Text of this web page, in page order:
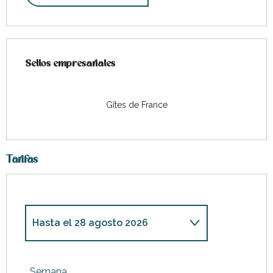
Sellos empresariales
Sellos empresariales
Gîtes de France
Tarifas
Hasta el 28 agosto 2026